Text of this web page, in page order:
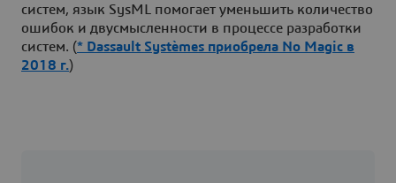
систем, язык SysML помогает уменьшить количество
ошибок и двусмысленности в процессе разработки
систем. (* Dassault Systèmes приобрела No Magic в
2018 г.)